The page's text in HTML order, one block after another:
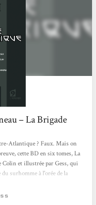
– La Brigade
Atlantique ? Faux. Mais on
cette BD en six tomes, La
Colin et illustrée par Gess, qui
surhomme à l'orée de la
la formule de Maurice